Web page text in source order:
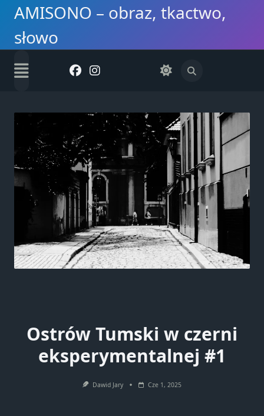
Skip
content
AMISONO – obraz, tkactwo,
słowo
Ostrów Tumski w czerni
eksperymentalnej #1
Dawid Jary Cze 1, 2025